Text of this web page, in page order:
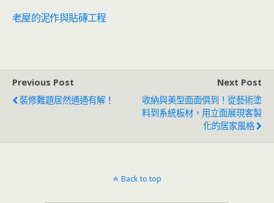
老屋的泥作與貼磚工程
Previous Post
裝修難題居然通通有解！
Next Post
收納與美型面面俱到！從藝術塗
料到系統板材，用立面展現客製
化的居家風格
Back to top